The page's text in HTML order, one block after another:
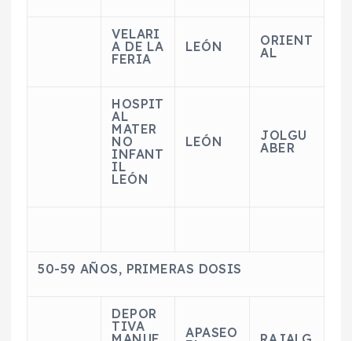
VELARI
A DE LA
FERIA
LEÓN
ORIENT
AL
HOSPIT
AL
MATER
NO
INFANT
IL
LEÓN
LEÓN
JOLGU
ABER
50-59 AÑOS, PRIMERAS DOSIS
DEPOR
TIVA
APASEO